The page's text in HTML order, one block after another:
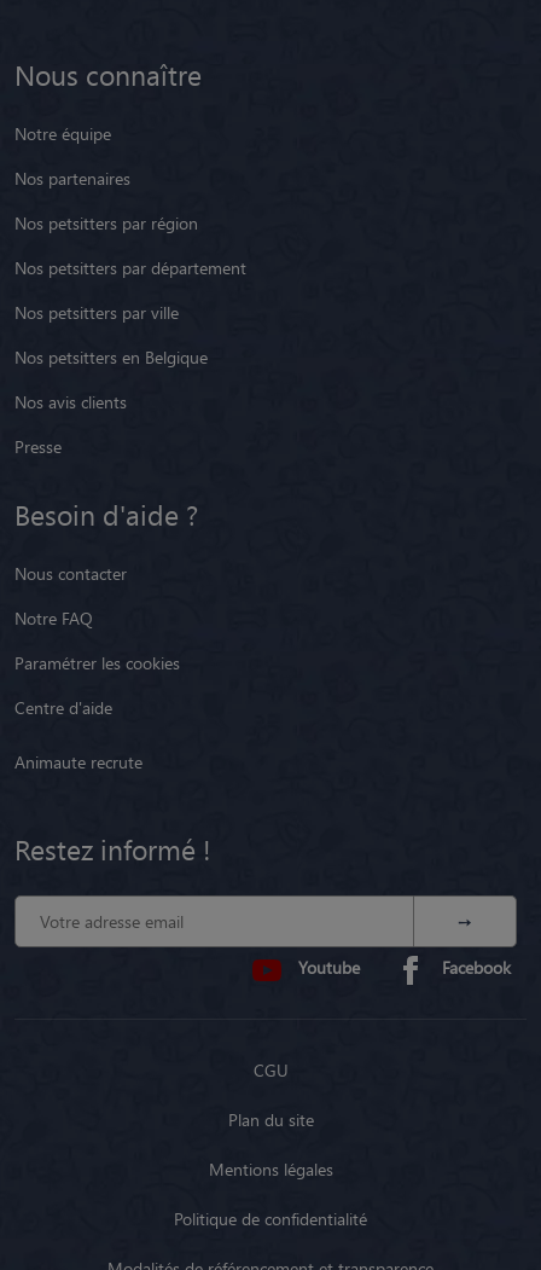
Nous connaître
Notre équipe
Nos partenaires
Nos petsitters par région
Nos petsitters par département
Nos petsitters par ville
Nos petsitters en Belgique
Nos avis clients
Presse
Besoin d'aide ?
Nous contacter
Notre FAQ
Paramétrer les cookies
Centre d'aide
Animaute recrute
Restez informé !
Youtube Facebook
CGU
Plan du site
Mentions légales
Politique de confidentialité